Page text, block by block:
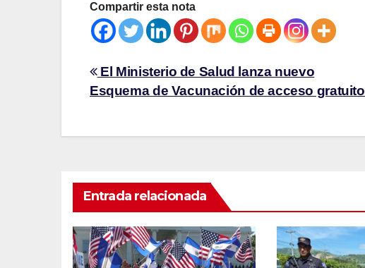
Compartir esta nota
El Ministerio de Salud lanza nuevo
Esquema de Vacunación de acceso gratuito
Entrada relacionada